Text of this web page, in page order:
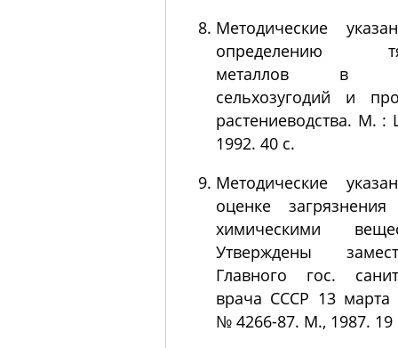
Методические
определению
металлов в
сельхозугодий и
растениеводства. М.
1992. 40 с.
Методические
оценке
химическими
Утверждены
Главного гос.
врача СССР 13 марта
№ 4266-87. М., 1987. 19